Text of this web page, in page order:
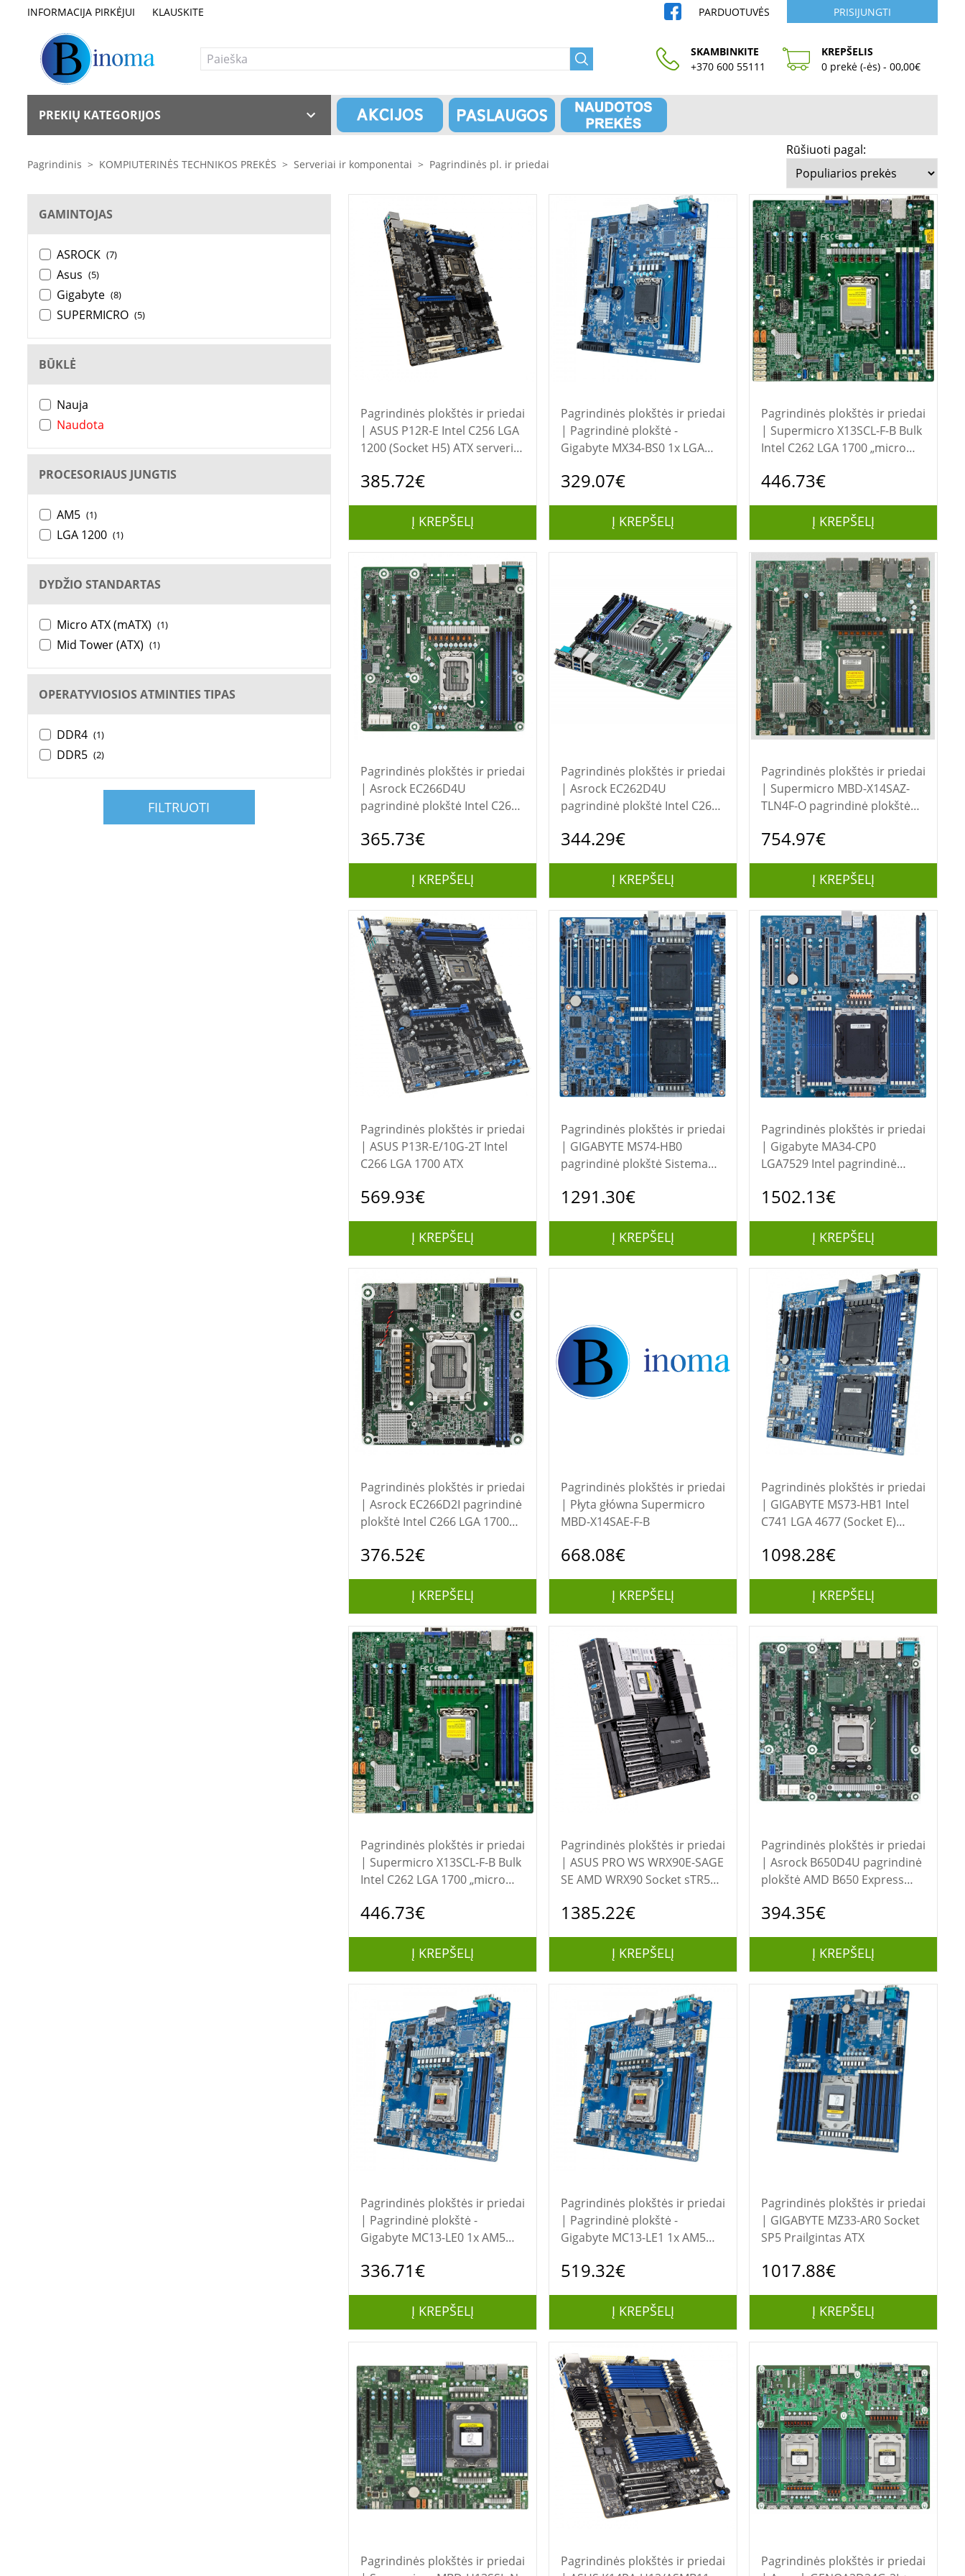
INFORMACIJA PIRKĖJUI KLAUSKITE PARDUOTUVĖS PRISIJUNGTI
SKAMBINKITE
+370 600 55111
KREPŠELIS
0 prekė (-ės) - 00,00€
PREKIŲ KATEGORIJOS
Pagrindinis > KOMPIUTERINĖS TECHNIKOS PREKĖS > Serveriai ir komponentai > Pagrindinės pl. ir priedai
Rūšiuoti pagal:
GAMINTOJAS
ASROCK (7)
Asus (5)
Gigabyte (8)
SUPERMICRO (5)
BŪKLĖ
Nauja
Naudota
PROCESORIAUS JUNGTIS
AM5 (1)
LGA 1200 (1)
DYDŽIO STANDARTAS
Micro ATX (mATX) (1)
Mid Tower (ATX) (1)
OPERATYVIOSIOS ATMINTIES TIPAS
DDR4 (1)
DDR5 (2)
FILTRUOTI
Pagrindinės plokštės ir priedai
| ASUS P12R-E Intel C256 LGA
1200 (Socket H5) ATX serverio
385.72€
Į KREPŠELĮ
Pagrindinės plokštės ir priedai
| Pagrindinė plokštė -
Gigabyte MX34-BS0 1x LGA
6300 Intel® Pentium® Gold
329.07€
Į KREPŠELĮ
Pagrindinės plokštės ir priedai
| Supermicro X13SCL-F-B Bulk
Intel C262 LGA 1700 „micro
446.73€
Į KREPŠELĮ
Pagrindinės plokštės ir priedai
| Asrock EC266D4U
pagrindinė plokštė Intel C266
365.73€
Į KREPŠELĮ
Pagrindinės plokštės ir priedai
| Asrock EC262D4U
pagrindinė plokštė Intel C262
344.29€
Į KREPŠELĮ
Pagrindinės plokštės ir priedai
| Supermicro MBD-X14SAZ-
TLN4F-O pagrindinė plokštė
754.97€
Į KREPŠELĮ
Pagrindinės plokštės ir priedai
| ASUS P13R-E/10G-2T Intel
C266 LGA 1700 ATX
569.93€
Į KREPŠELĮ
Pagrindinės plokštės ir priedai
| GIGABYTE MS74-HB0
pagrindinė plokštė Sistema
Prailgintas ATX
1291.30€
Į KREPŠELĮ
Pagrindinės plokštės ir priedai
| Gigabyte MA34-CP0
LGA7529 Intel pagrindinė
1502.13€
Į KREPŠELĮ
Pagrindinės plokštės ir priedai
| Asrock EC266D2I pagrindinė
plokštė Intel C266 LGA 1700
376.52€
Į KREPŠELĮ
Pagrindinės plokštės ir priedai
| Płyta główna Supermicro
MBD-X14SAE-F-B
668.08€
Į KREPŠELĮ
Pagrindinės plokštės ir priedai
| GIGABYTE MS73-HB1 Intel
C741 LGA 4677 (Socket E)
1098.28€
Į KREPŠELĮ
Pagrindinės plokštės ir priedai
| Supermicro X13SCL-F-B Bulk
Intel C262 LGA 1700 „micro
446.73€
Į KREPŠELĮ
Pagrindinės plokštės ir priedai
| ASUS PRO WS WRX90E-SAGE
SE AMD WRX90 Socket sTR5
vietoms
1385.22€
Į KREPŠELĮ
Pagrindinės plokštės ir priedai
| Asrock B650D4U pagrindinė
plokštė AMD B650 Express
394.35€
Į KREPŠELĮ
Pagrindinės plokštės ir priedai
| Pagrindinė plokštė -
Gigabyte MC13-LE0 1x AM5
7000/Ryzen 9000 B650E
336.71€
Į KREPŠELĮ
Pagrindinės plokštės ir priedai
| Pagrindinė plokštė -
Gigabyte MC13-LE1 1x AM5
7000/Ryzen 9000 B650E
519.32€
Į KREPŠELĮ
Pagrindinės plokštės ir priedai
| GIGABYTE MZ33-AR0 Socket
SP5 Prailgintas ATX
1017.88€
Į KREPŠELĮ
Pagrindinės plokštės ir priedai
Pagrindinės plokštės ir priedai
Pagrindinės plokštės ir priedai